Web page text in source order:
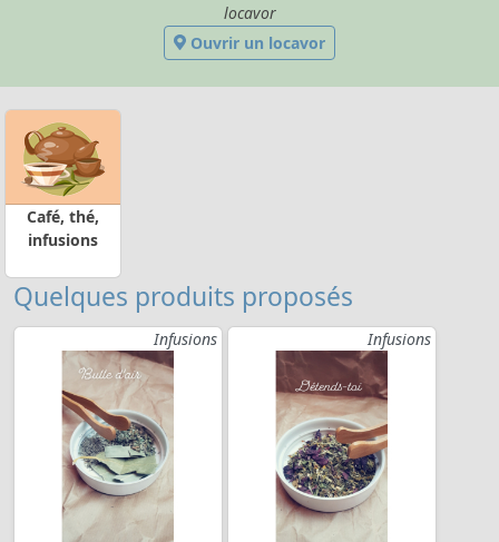
locavor
Ouvrir un locavor
Café, thé,
infusions
Quelques produits proposés
Infusions Infusions